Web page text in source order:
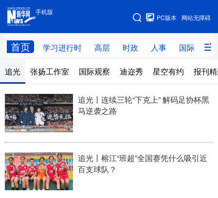
手机版
网站无障碍
PC版本
首页 学习进行时 高层 时政 人事 国际 财
手机版
网站地图
学习进行时 高层 时政 人事
国际
台湾 思客智库
科技
文化 书画 健康 军事
访谈 视频
追光 张扬工作室 国际观察 迪迩秀 星空有约 报刊
追光丨连续三轮“下克上” 解码足协杯黑
马逆袭之路
追光丨榕江“班超”全国赛凭什么吸引近
百支球队？